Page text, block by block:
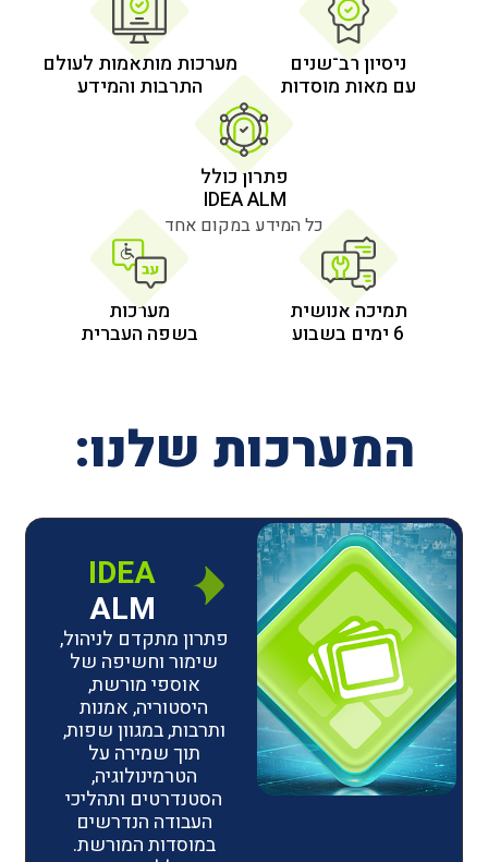
מוסדות
מערכות מותאמות לעולם
התרבות והמידע
כל המידע במקום אחד
מערכות
בשפה העברית
שלנו:
IDEA
ALM
פתרון מתקדם לניהול,
שימור וחשיפה של
אוספי מורשת,
היסטוריה, אמנות
ותרבות, במגוון שפות,
תוך שמירה על
הטרמינולוגיה,
הסטנדרטים ותהליכי
העבודה הנדרשים
במוסדות המורשת.